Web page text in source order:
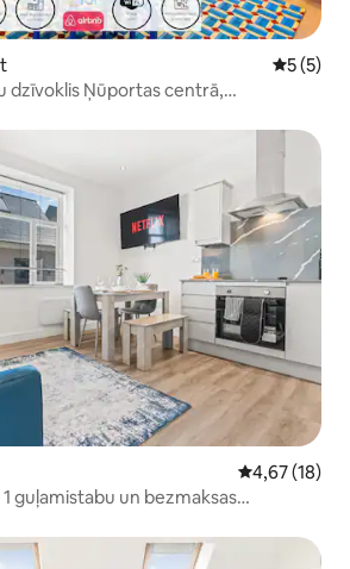
Vidējais
5 (5)
dzīvoklis Ņūportas centrā,
Vidējais
4,67 (18)
guļamistabu un bezmaksas